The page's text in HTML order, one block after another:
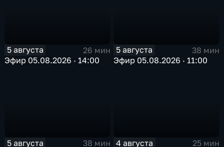
5 августа
26 мин
Эфир 05.08.2026 · 14:00
5 августа
38 мин
Эфир 05.08.2026 · 11:00
5 августа
38 мин
4 августа
25 мин